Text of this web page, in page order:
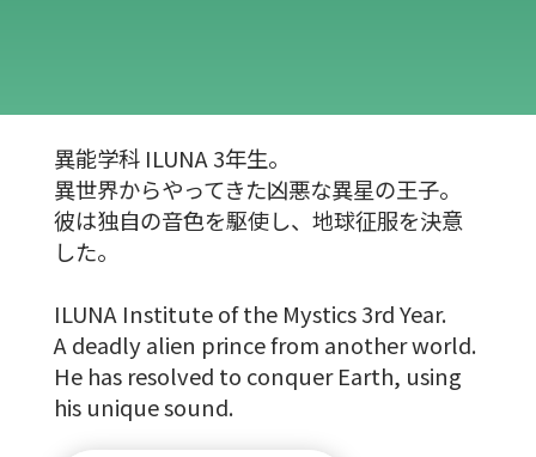
異能学科 ILUNA 3年生。
異世界からやってきた凶悪な異星の王子。
彼は独自の音色を駆使し、地球征服を決意
した。
ILUNA Institute of the Mystics 3rd Year.
A deadly alien prince from another world.
He has resolved to conquer Earth, using
his unique sound.